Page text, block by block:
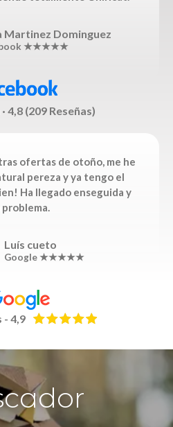
Martinez Dominguez
★★★★★
4,8 (209 Reseñas)
ofertas de otoño, me he
pereza y ya tengo el
Ha llegado enseguida y
problema.
Luís cueto
Google ★★★★★
- 4,9